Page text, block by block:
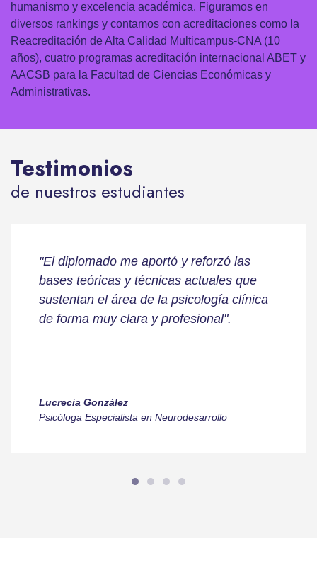
humanismo y excelencia académica. Figuramos en
diversos rankings y contamos con acreditaciones como la
Reacreditación de Alta Calidad Multicampus-CNA (10
años), cuatro programas acreditación internacional ABET y
AACSB para la Facultad de Ciencias Económicas y
Administrativas.
Testimonios
de nuestros estudiantes
"El diplomado me aportó y reforzó las
bases teóricas y técnicas actuales que
sustentan el área de la psicología clínica
de forma muy clara y profesional".
Lucrecia González
Psicóloga Especialista en Neurodesarrollo